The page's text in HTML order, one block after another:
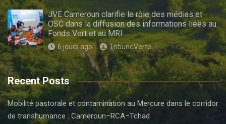
JVE Cameroun clarifie le rôle des médias et
OSC dans la diffusion des informations liées au
Fonds Vert et au MRI
6 jours ago TribuneVerte
Recent Posts
Mobilité pastorale et contamination au Mercure dans le corridor
de transhumance : Cameroun–RCA–Tchad